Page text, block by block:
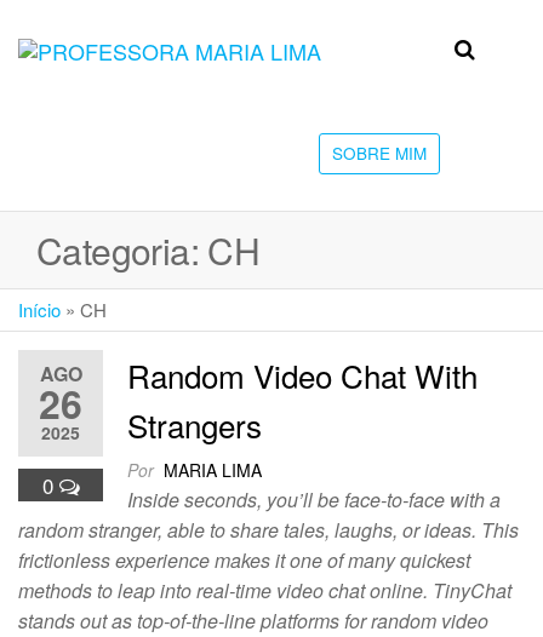
Professora
faculdade
SOBRE MIM
Categoria: CH
Início » CH
AGO
26
2025
0
Random Video Chat With
Strangers
Por MARIA LIMA
Inside seconds, you’ll be face-to-face with a
random stranger, able to share tales, laughs, or ideas. This
frictionless experience makes it one of many quickest
methods to leap into real-time video chat online. TinyChat
stands out as top-of-the-line platforms for random video